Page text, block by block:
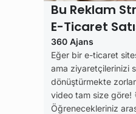
Bu Reklam
E-Ticaret
Katla!
360 Ajans
Eğer bir e-ticaret
ama ziyaretçilerinizi
dönüştürmekte
video tam size göre!
Öğrenecekleriniz